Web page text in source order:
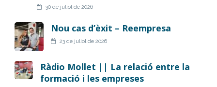
30 de juliol de 2026
Nou cas d’èxit – Reempresa
23 de juliol de 2026
Ràdio Mollet || La relació entre la
formació i les empreses